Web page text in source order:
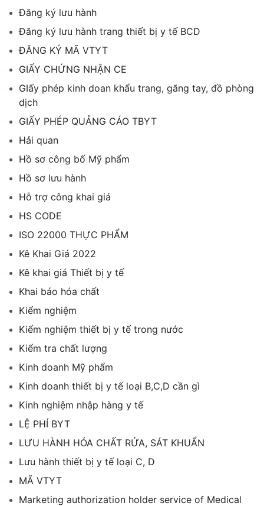
Đăng ký lưu hành
Đăng ký lưu hành trang thiết bị y tế BCD
ĐĂNG KÝ MÃ VTYT
GIẤY CHỨNG NHẬN CE
GIấy phép kinh doan khẩu trang, găng tay, đồ phòng
dịch
GIẤY PHÉP QUẢNG CÁO TBYT
Hải quan
Hồ sơ công bố Mỹ phẩm
Hồ sơ lưu hành
Hỗ trợ công khai giá
HS CODE
ISO 22000 THỰC PHẨM
Kê Khai Giá 2022
Kê khai giá Thiết bị y tế
Khai báo hóa chất
Kiểm nghiệm
Kiểm nghiệm thiết bị y tế trong nước
Kiểm tra chất lượng
Kinh doanh Mỹ phẩm
Kinh doanh thiết bị y tế loại B,C,D cần gì
Kinh nghiệm nhập hàng y tế
LỆ PHÍ BYT
LƯU HÀNH HÓA CHẤT RỬA, SÁT KHUẨN
Lưu hành thiết bị y tế loại C, D
MÃ VTYT
Marketing authorization holder service of Medical